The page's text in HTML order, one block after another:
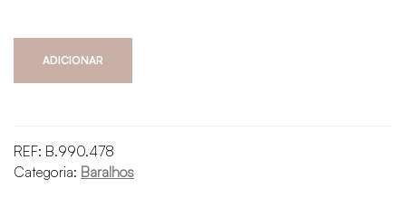
Seer’s
ADICIONAR
REF: B.990.478
Categoria: Baralhos